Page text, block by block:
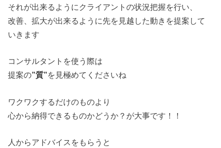
それが出来るようにクライアントの状況把握を行い、
改善、拡大が出来るように先を見越した動きを提案して
いきます
コンサルタントを使う際は
提案の”質”を見極めてくださいね
ワクワクするだけのものより
心から納得できるものかどうか？が大事です！！
人からアドバイスをもらうと